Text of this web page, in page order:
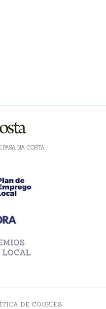
PASA NA COSTA
DE COOKIES